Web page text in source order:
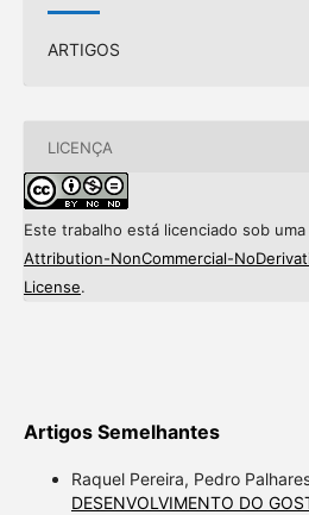
ARTIGOS
LICENÇA
Este trabalho está licenciado sob
Attribution-NonCommercial-
License.
Artigos Semelhantes
Raquel Pereira, Pedro
DESENVOLVIMENTO DO